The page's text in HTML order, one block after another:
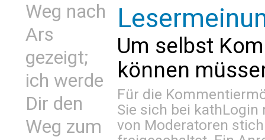
Weg nach
Ars
gezeigt;
ich werde
Dir den
Weg zum
Um selbst
können
Für die
Sie sich bei kathLogin
von Moderatoren